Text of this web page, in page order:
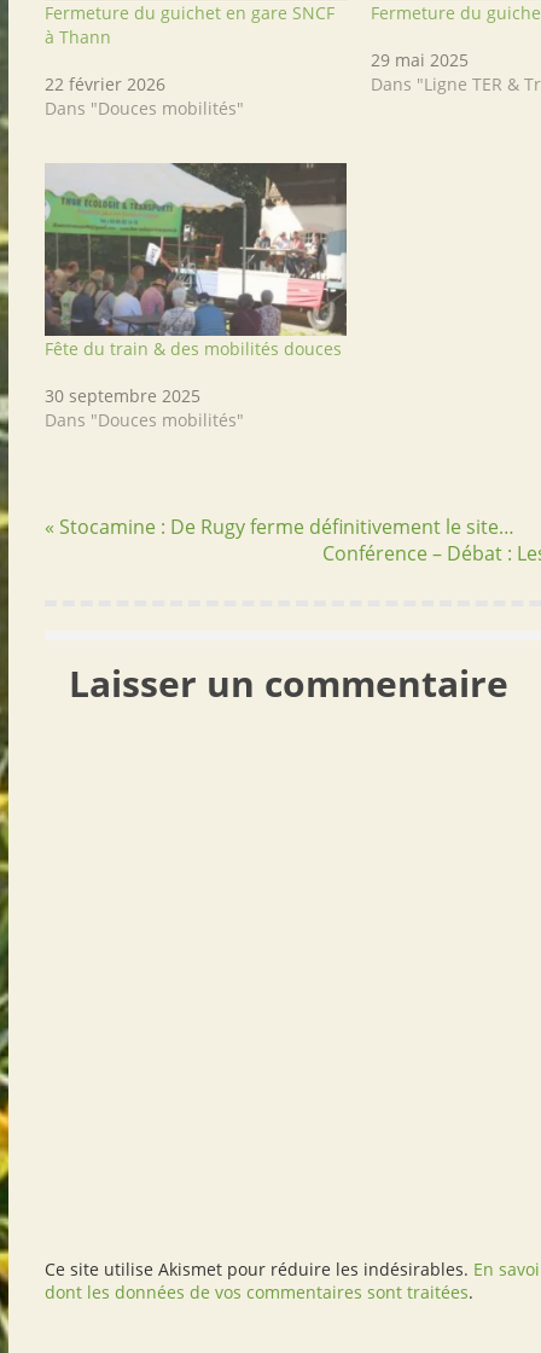
Fermeture du guichet en gare SNCF
à Thann
22 février 2026
Dans "Douces mobilités"
Fermeture du
29 mai 2025
Dans "Ligne TER &
Fête du train & des mobilités douces
30 septembre 2025
Dans "Douces mobilités"
« Stocamine : De Rugy ferme définitivement le site…
Conférence – Débat :
Laisser un commentaire
Ce site utilise Akismet pour réduire les indésirables. En
dont les données de vos commentaires sont traitées.